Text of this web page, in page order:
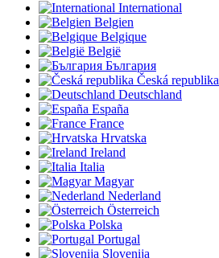
International
Belgien
Belgique
België
България
Česká republika
Deutschland
España
France
Hrvatska
Ireland
Italia
Magyar
Nederland
Österreich
Polska
Portugal
Slovenija